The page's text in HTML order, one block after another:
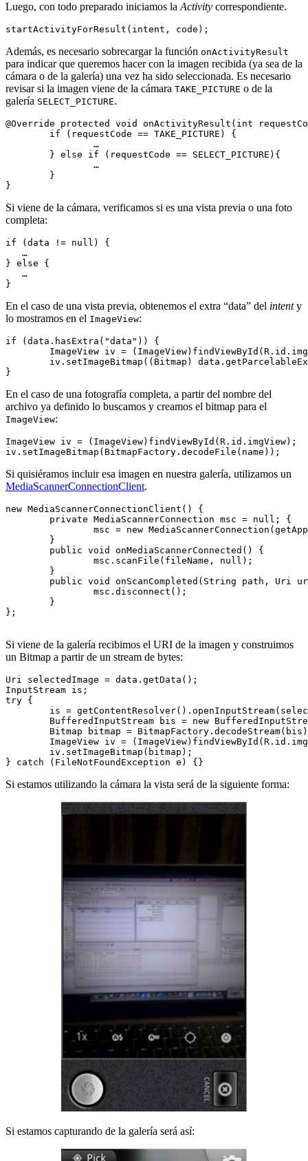
Luego, con todo preparado iniciamos la Activity correspondiente.
Además, es necesario sobrecargar la función onActivityResult
para indicar que queremos hacer con la imagen recibida (ya sea de la
cámara o de la galería) una vez ha sido seleccionada. Es necesario
revisar si la imagen viene de la cámara TAKE_PICTURE o de la
galería SELECT_PICTURE.
@Override protected void onActivityResult(int
Si viene de la cámara, verificamos si es una vista previa o una foto
completa:
if (data != null) {
   …
} else {
   …
En el caso de una vista previa, obtenemos el extra “data” del intenty
lo mostramos en el ImageView:
if (data.hasExtra("data")) {
En el caso de una fotografía completa, a partir del nombre del
archivo ya definido lo buscamos y creamos el bitmap para el
ImageView:
ImageView iv = (ImageView)findViewById(R.id.imgView);
Si quisiéramos incluir esa imagen en nuestra galería, utilizamos un
MediaScannerConnectionClient.
new MediaScannerConnectionClient() {
};
Si viene de la galería recibimos el URI de la imagen y construimos
un Bitmap a partir de un stream de bytes:
Uri selectedImage = data.getData();
InputStream is;
try {
Si estamos utilizando la cámara la vista será de la siguiente forma:
Si estamos capturando de la galería será así: